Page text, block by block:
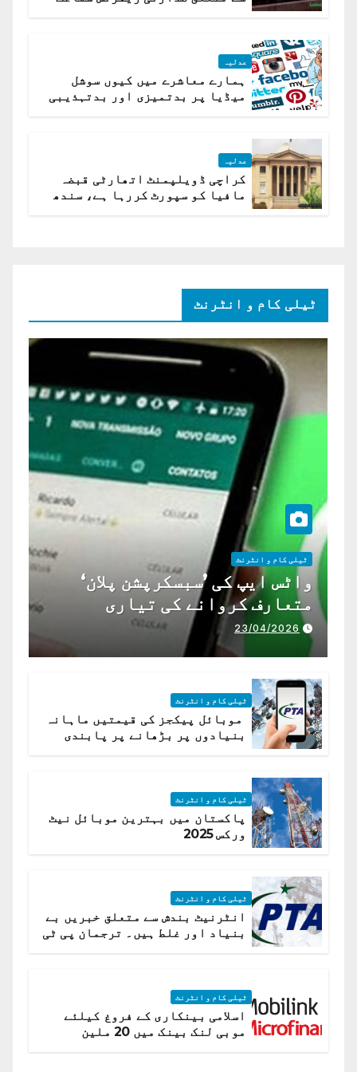
عدلیہ
ہمارے معاشرے میں کیوں سوشل
میڈیا پر بدتمیزی اور بدتہذیبی
عدلیہ
کراچی ڈویلپمنٹ اتھارٹی قبضہ
مافیا کو سپورٹ کررہا ہے، سندھ
ٹیلی کام و انٹرنٹ
ٹیلی کام و انٹرنٹ
واٹس ایپ کی ’سبسکرپشن پلان‘
متعارف کروانے کی تیاری
23/04/2026
ٹیلی کام و انٹرنٹ
موبائل پیکجز کی قیمتیں ماہانہ
بنیادوں پر بڑھانے پر پابندی
ٹیلی کام و انٹرنٹ
پاکستان میں بہترین موبائل نیٹ
ورکس 2025
ٹیلی کام و انٹرنٹ
انٹرنیٹ بندش سے متعلق خبریں بے
بنیاد اور غلط ہیں۔ ترجمان پی ٹی
ٹیلی کام و انٹرنٹ
اسلامی بینکاری کے فروغ کیلئے
موبی لنک بینک میں 20 ملین